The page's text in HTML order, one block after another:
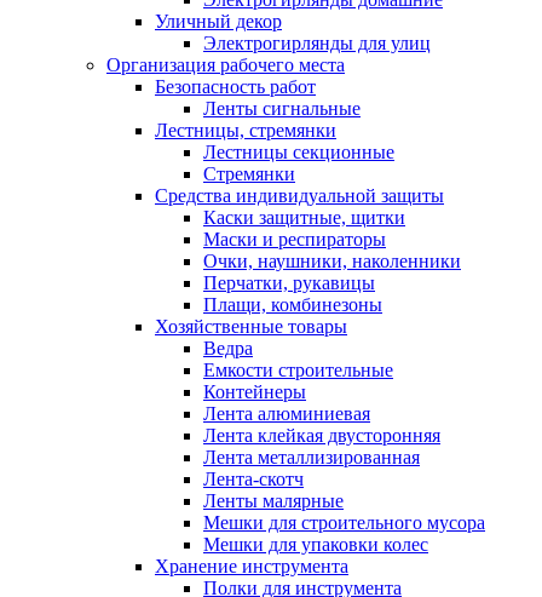
Уличный декор
Электрогирлянды для улиц
Организация рабочего места
Безопасность работ
Ленты сигнальные
Лестницы, стремянки
Лестницы секционные
Стремянки
Средства индивидуальной защиты
Каски защитные, щитки
Маски и респираторы
Очки, наушники, наколенники
Перчатки, рукавицы
Плащи, комбинезоны
Хозяйственные товары
Ведра
Емкости строительные
Контейнеры
Лента алюминиевая
Лента клейкая двусторонняя
Лента металлизированная
Лента-скотч
Ленты малярные
Мешки для строительного мусора
Мешки для упаковки колес
Хранение инструмента
Полки для инструмента